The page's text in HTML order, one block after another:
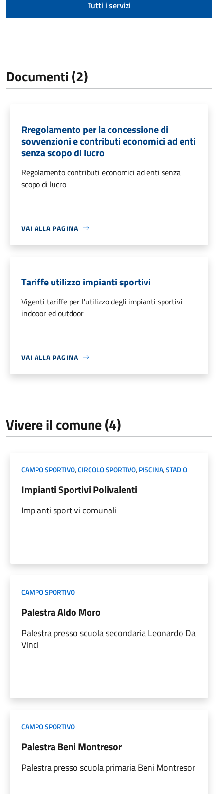
Tutti i servizi
Documenti (2)
Rregolamento per la concessione di
sovvenzioni e contributi economici ad enti
senza scopo di lucro
Regolamento contributi economici ad enti senza
scopo di lucro
VAI ALLA PAGINA
Tariffe utilizzo impianti sportivi
Vigenti tariffe per l'utilizzo degli impianti sportivi
indooor ed outdoor
VAI ALLA PAGINA
Vivere il comune (4)
CAMPO SPORTIVO,CIRCOLO SPORTIVO,PISCINA,STADIO
Impianti Sportivi Polivalenti
Impianti sportivi comunali
CAMPO SPORTIVO
Palestra Aldo Moro
Palestra presso scuola secondaria Leonardo Da
Vinci
CAMPO SPORTIVO
Palestra Beni Montresor
Palestra presso scuola primaria Beni Montresor